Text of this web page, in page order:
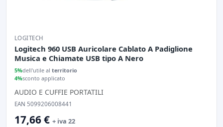
LOGITECH
Logitech 960 USB Auricolare Cablato A Padiglione
Musica e Chiamate USB tipo A Nero
5%dell'utile al territorio
4%sconto applicato
AUDIO E CUFFIE PORTATILI
EAN 5099206008441
17,66 € + iva 22